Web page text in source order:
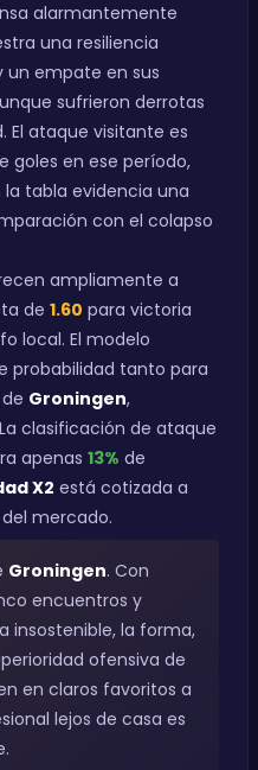
alarmantemente
una resiliencia
un empate en sus
sufrieron derrotas
El ataque visitante es
goles en ese período,
tabla evidencia una
con el colapso
ampliamente a
de 1.60 para victoria
local. El modelo
probabilidad tanto para
Groningen,
clasificación de ataque
apenas 13% de
X2 está cotizada a
mercado.
Groningen. Con
encuentros y
insostenible, la forma,
ofensiva de
en claros favoritos a
lejos de casa es